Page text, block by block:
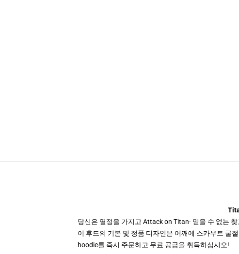
당신은 열정을 가지고 Attack on Titan· 믿을 수 없는
이 후드의 기본 및 정품 디자인은 어깨에 스카우트 굴
hoodie를 즉시 주문하고 무료 공급을 취득하십시오!